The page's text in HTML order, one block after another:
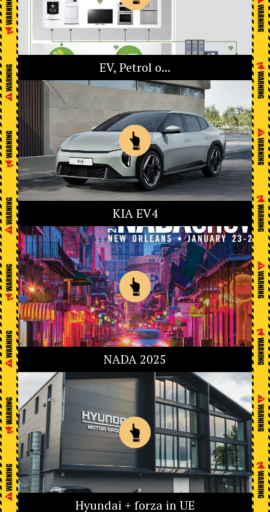
EV, Petrol o...
KIA EV4
NADA 2025
Hyundai + forza in UE